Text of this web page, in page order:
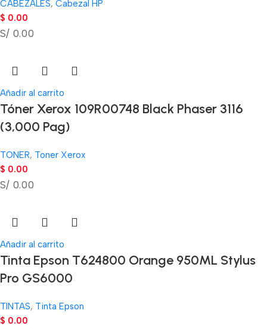
CABEZALES, Cabezal HP
$ 0.00
S/ 0.00
Añadir al carrito
Tóner Xerox 109R00748 Black Phaser 3116
(3,000 Pag)
TONER, Toner Xerox
$ 0.00
S/ 0.00
Añadir al carrito
Tinta Epson T624800 Orange 950ML Stylus
Pro GS6000
TINTAS, Tinta Epson
$ 0.00